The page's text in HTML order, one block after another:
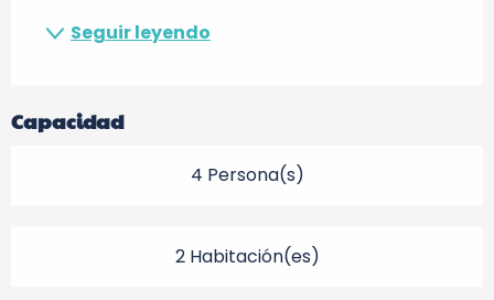
Seguir leyendo
Capacidad
4 Persona(s)
2 Habitación(es)